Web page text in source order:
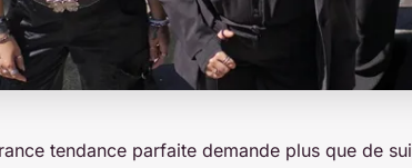
tendance parfaite demande plus que de